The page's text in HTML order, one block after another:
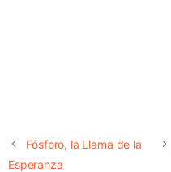
Fósforo, la Llama de la
Esperanza